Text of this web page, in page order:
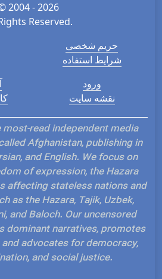
2004 - 2026
Reserved.
حریم شخصی
شرایط استفاده
ورود
نقشه سایت
read independent media
Afghanistan, publishing in
and English. We focus on
of expression, the Hazara
affecting stateless nations and
as the Hazara, Tajik, Uzbek,
and Baloch. Our uncensored
dominant narratives, promotes
advocates for democracy,
and social justice.